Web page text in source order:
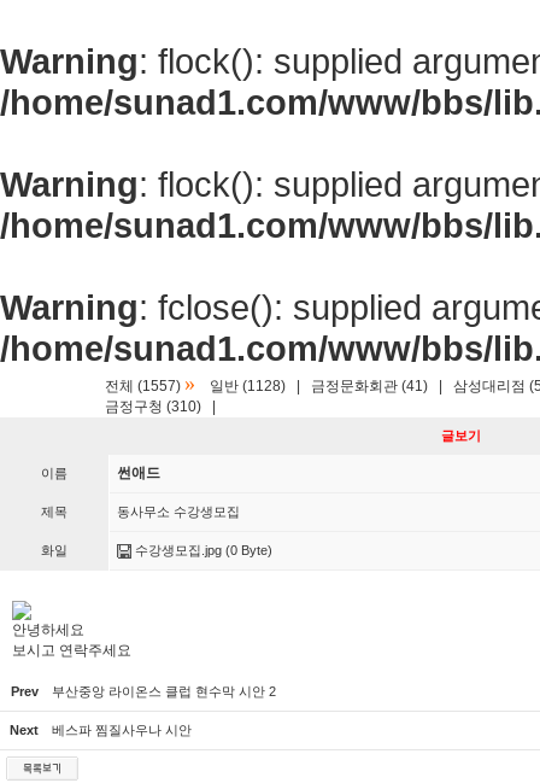
Warning: flock(): supplied
/home/sunad1.com/www/bbs/
Warning: flock(): supplied
/home/sunad1.com/www/bbs/
Warning: fclose(): supplied
/home/sunad1.com/www/bbs/
전체 (1557) » 일반 (1128) 금정문화회관 (41)
삼성대리점
금정구청 (310)
글보기
이름 썬애드
제목 동사무소 수강생모집
화일 수강생모집.jpg (0 Byte)
안녕하세요
보시고 연락주세요
Prev 부산중앙 라이온스 클럽 현수막 시안 2
Next 베스파 찜질사우나 시안